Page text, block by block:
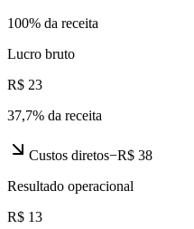
100% da receita
Lucro bruto
R$ 23
37,7% da receita
Custos diretos−R$ 38
Resultado operacional
R$ 13